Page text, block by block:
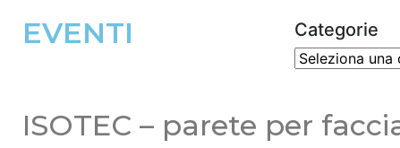
EVENTI Categorie
ISOTEC – parete per